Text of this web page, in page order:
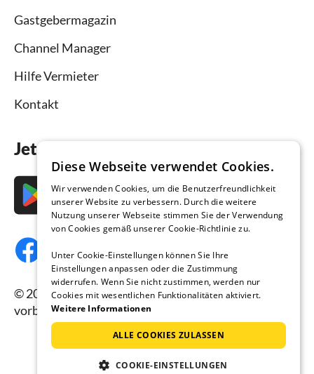
Gastgebermagazin
Channel Manager
Hilfe Vermieter
Kontakt
Jetzt die App downloaden
© 2026 Ferienhausmiete.de, alle Rechte
vorbehalten.
Diese Webseite verwendet Cookies.
Wir verwenden Cookies, um die Benutzerfreundlichkeit
unserer Website zu verbessern. Durch die weitere
Nutzung unserer Webseite stimmen Sie der Verwendung
von Cookies gemäß unserer Cookie-Richtlinie zu.
Unter Cookie-Einstellungen können Sie Ihre
Einstellungen anpassen oder die Zustimmung
widerrufen. Wenn Sie nicht zustimmen, werden nur
Cookies mit wesentlichen Funktionalitäten aktiviert.
Weitere Informationen
ALLE COOKIES ZULASSEN
COOKIE-EINSTELLUNGEN